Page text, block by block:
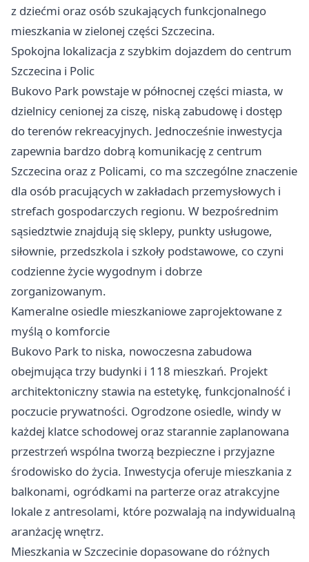
z dziećmi oraz osób szukających funkcjonalnego
mieszkania w zielonej części Szczecina.
Spokojna lokalizacja z szybkim dojazdem do centrum
Szczecina i Polic
Bukovo Park powstaje w północnej części miasta, w
dzielnicy cenionej za ciszę, niską zabudowę i dostęp
do terenów rekreacyjnych. Jednocześnie inwestycja
zapewnia bardzo dobrą komunikację z centrum
Szczecina oraz z Policami, co ma szczególne znaczenie
dla osób pracujących w zakładach przemysłowych i
strefach gospodarczych regionu. W bezpośrednim
sąsiedztwie znajdują się sklepy, punkty usługowe,
siłownie, przedszkola i szkoły podstawowe, co czyni
codzienne życie wygodnym i dobrze
zorganizowanym.
Kameralne osiedle mieszkaniowe zaprojektowane z
myślą o komforcie
Bukovo Park to niska, nowoczesna zabudowa
obejmująca trzy budynki i 118 mieszkań. Projekt
architektoniczny stawia na estetykę, funkcjonalność i
poczucie prywatności. Ogrodzone osiedle, windy w
każdej klatce schodowej oraz starannie zaplanowana
przestrzeń wspólna tworzą bezpieczne i przyjazne
środowisko do życia. Inwestycja oferuje mieszkania z
balkonami, ogródkami na parterze oraz atrakcyjne
lokale z antresolami, które pozwalają na indywidualną
aranżację wnętrz.
Mieszkania w Szczecinie dopasowane do różnych